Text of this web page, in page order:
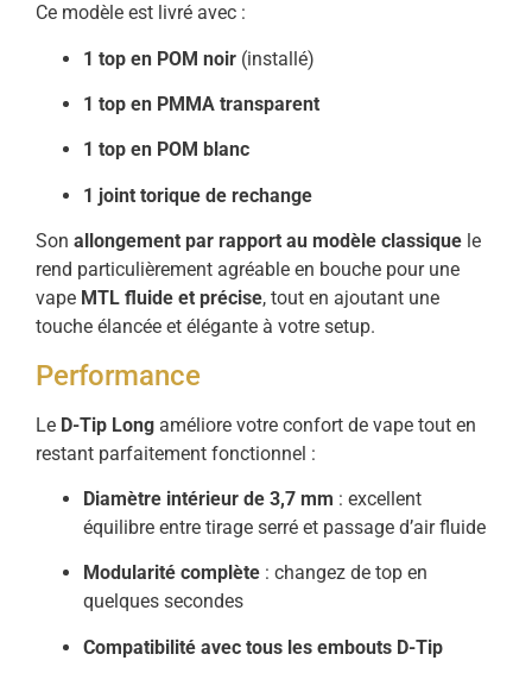
Ce modèle est livré avec :
1 top en POM noir (installé)
1 top en PMMA transparent
1 top en POM blanc
1 joint torique de rechange
Son allongement par rapport au modèle classique le
rend particulièrement agréable en bouche pour une
vape MTL fluide et précise, tout en ajoutant une
touche élancée et élégante à votre setup.
Performance
Le D-Tip Long améliore votre confort de vape tout en
restant parfaitement fonctionnel :
Diamètre intérieur de 3,7 mm : excellent
équilibre entre tirage serré et passage d’air fluide
Modularité complète : changez de top en
quelques secondes
Compatibilité avec tous les embouts D-Tip